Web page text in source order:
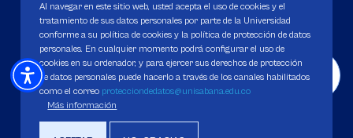
Personería Jurídica:Resolución 130 del 14 de enero de 1980.
Ministerio de Educación Nacional.
Política de Protección de datos
Al navegar en este sitio web, usted acepta el uso de cookies y el
tratamiento de sus datos personales por parte de la Universidad
conforme a su política de cookies y la política de protección de datos
personales. En cualquier momento podrá configurar el uso de
cookies en su ordenador, y para ejercer sus derechos de protección
de datos personales puede hacerlo a través de los canales habilitados
como el correo protecciondedatos@unisabana.edu.co
Más información